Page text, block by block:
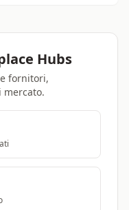
Hubs
fornitori,